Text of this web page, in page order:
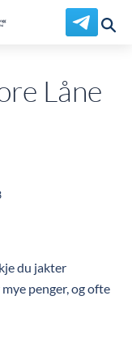
Låne
du jakter
penger, og ofte